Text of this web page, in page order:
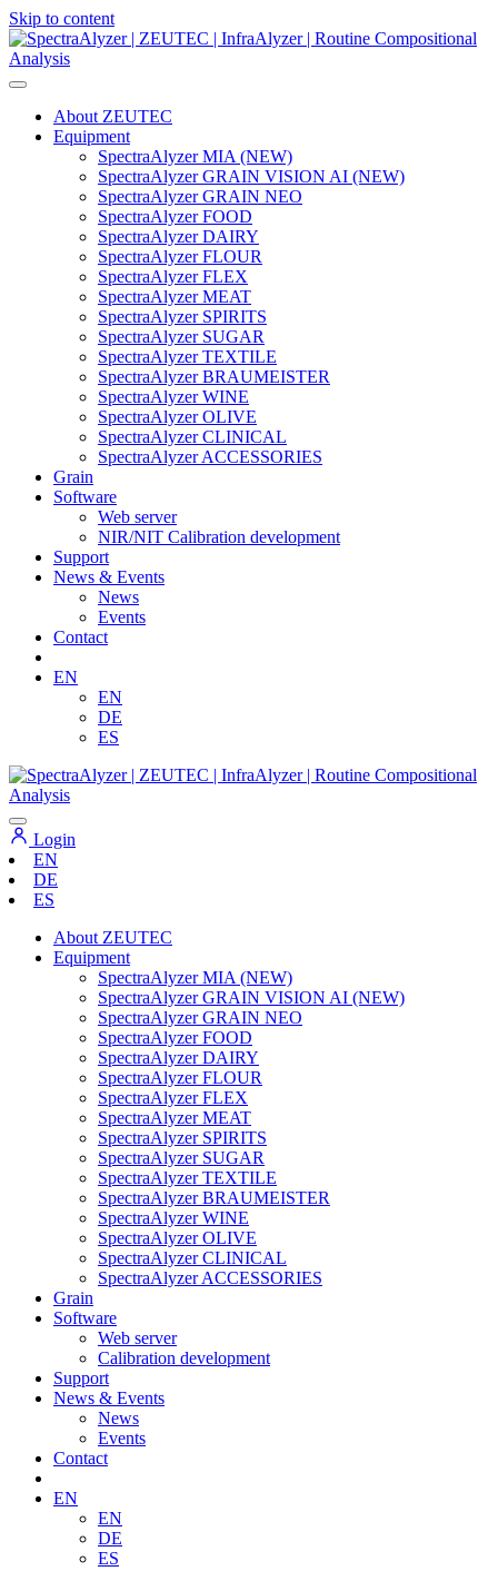
Skip to content
Main
Navigation
About ZEUTEC
Equipment
SpectraAlyzer MIA (NEW)
SpectraAlyzer GRAIN VISION AI (NEW)
SpectraAlyzer GRAIN NEO
SpectraAlyzer FOOD
SpectraAlyzer DAIRY
SpectraAlyzer FLOUR
SpectraAlyzer FLEX
SpectraAlyzer MEAT
SpectraAlyzer SPIRITS
SpectraAlyzer SUGAR
SpectraAlyzer TEXTILE
SpectraAlyzer BRAUMEISTER
SpectraAlyzer WINE
SpectraAlyzer OLIVE
SpectraAlyzer CLINICAL
SpectraAlyzer ACCESSORIES
Grain
Software
Web server
NIR/NIT Calibration development
Support
News & Events
News
Events
Contact
EN
EN
DE
ES
Login
EN
DE
ES
About ZEUTEC
Equipment
SpectraAlyzer MIA (NEW)
SpectraAlyzer GRAIN VISION AI (NEW)
SpectraAlyzer GRAIN NEO
SpectraAlyzer FOOD
SpectraAlyzer DAIRY
SpectraAlyzer FLOUR
SpectraAlyzer FLEX
SpectraAlyzer MEAT
SpectraAlyzer SPIRITS
SpectraAlyzer SUGAR
SpectraAlyzer TEXTILE
SpectraAlyzer BRAUMEISTER
SpectraAlyzer WINE
SpectraAlyzer OLIVE
SpectraAlyzer CLINICAL
SpectraAlyzer ACCESSORIES
Grain
Software
Web server
Calibration development
Support
News & Events
News
Events
Contact
EN
EN
DE
ES